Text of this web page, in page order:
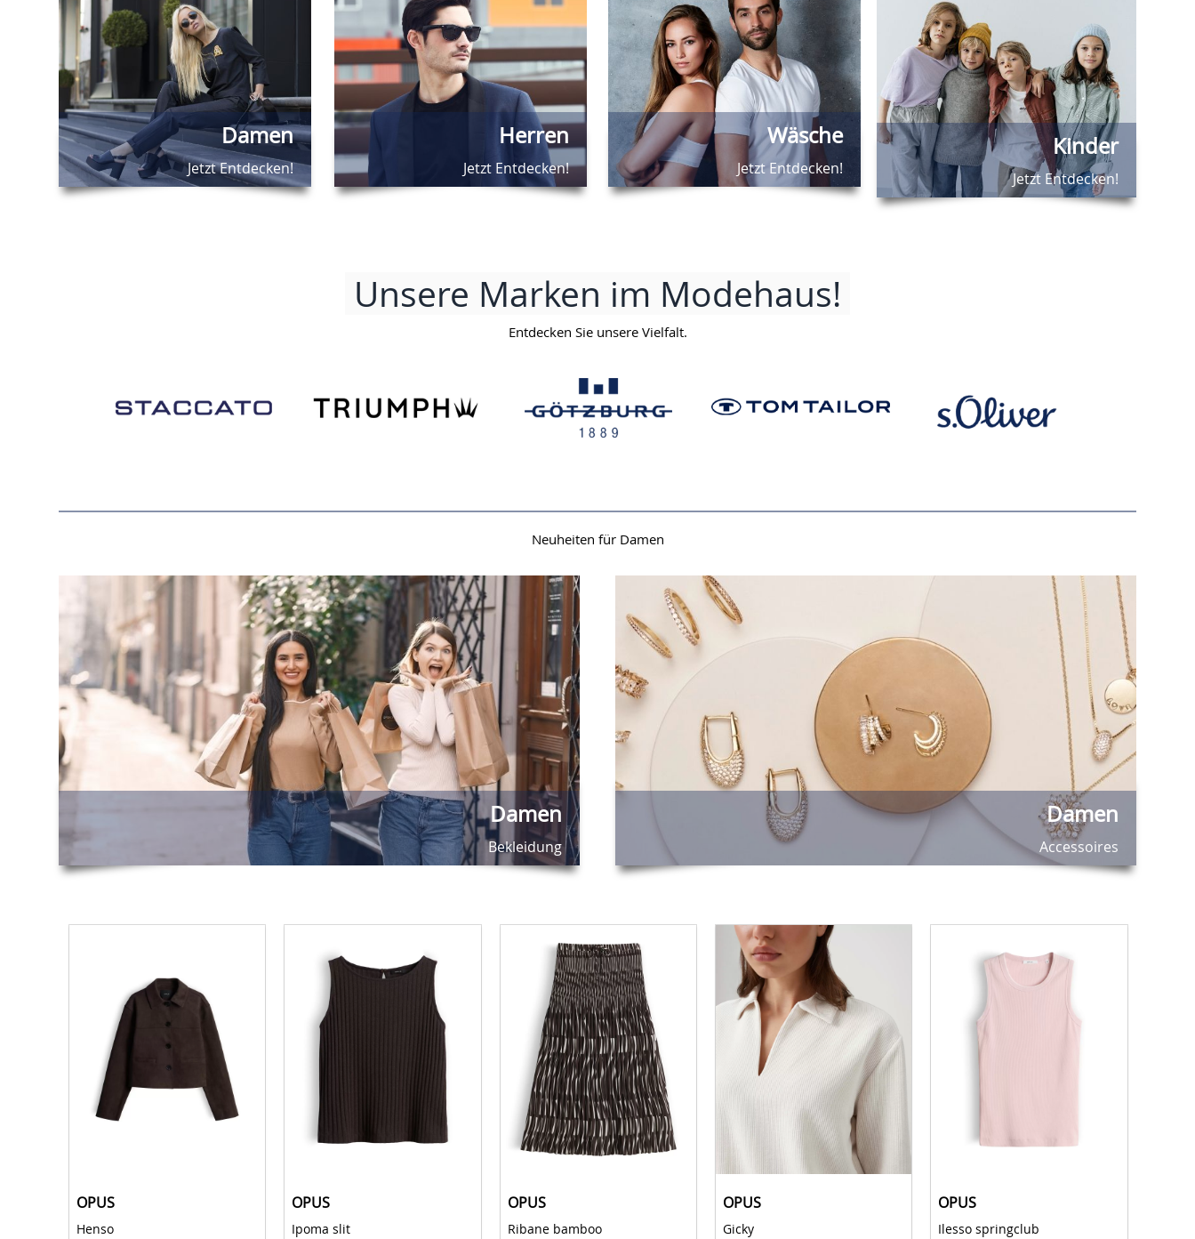
Damen
Jetzt Entdecken!
Herren
Jetzt Entdecken!
Wäsche
Jetzt Entdecken!
Kinder
Jetzt Entdecken!
Unsere Marken im Modehaus!
Entdecken Sie unsere Vielfalt.
Neuheiten für Damen
Damen
Bekleidung
Damen
Accessoires
OPUS
Henso
OPUS
Ipoma slit
OPUS
Ribane bamboo
OPUS
Gicky
OPUS
Ilesso springclub